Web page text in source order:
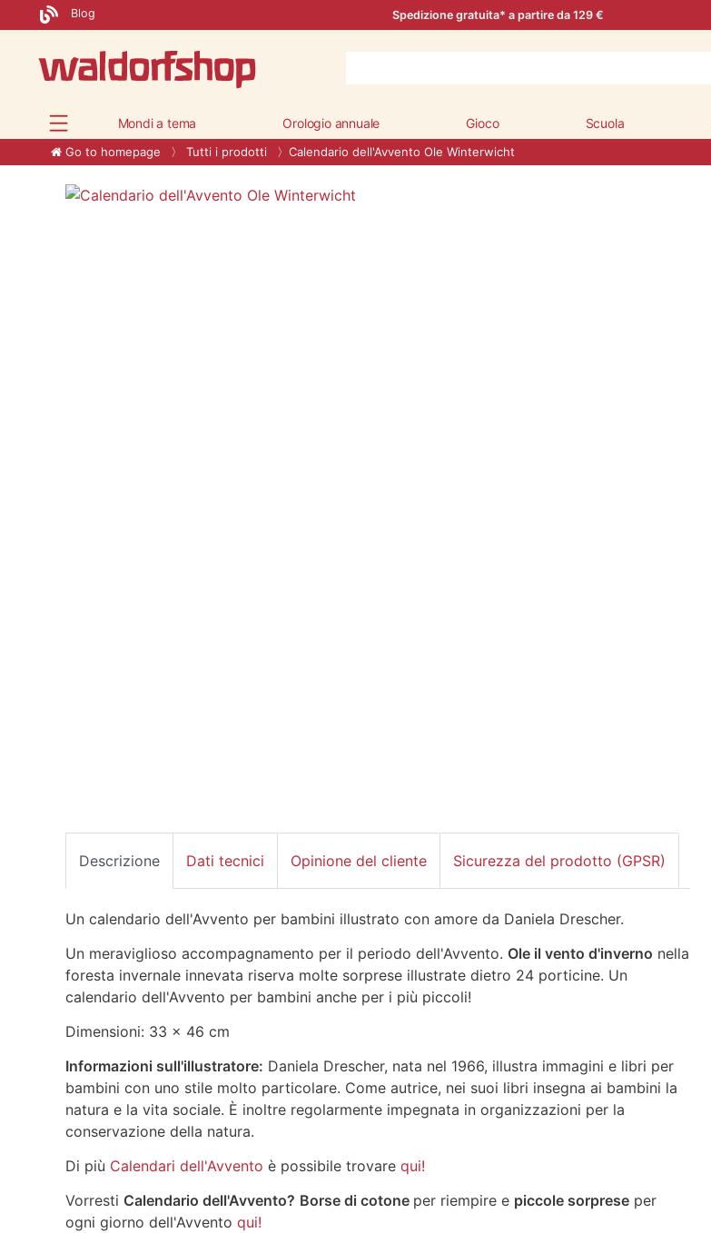
Blog Spedizione gratuita* a partire da 129 €
Mondi a tema Orologio annuale Gioco Scuola
Go to homepage Tutti i prodotti Calendario dell'Avvento Ole Winterwicht
Descrizione Dati tecnici Opinione del cliente Sicurezza del prodotto (GPSR)
Un calendario dell'Avvento per bambini illustrato con amore da Daniela Drescher.
Un meraviglioso accompagnamento per il periodo dell'Avvento. Ole il vento d'inverno nella
foresta invernale innevata riserva molte sorprese illustrate dietro 24 porticine. Un
calendario dell'Avvento per bambini anche per i più piccoli!
Dimensioni: 33 x 46 cm
Informazioni sull'illustratore: Daniela Drescher, nata nel 1966, illustra immagini e libri per
bambini con uno stile molto particolare. Come autrice, nei suoi libri insegna ai bambini la
natura e la vita sociale. È inoltre regolarmente impegnata in organizzazioni per la
conservazione della natura.
Di più Calendari dell'Avvento è possibile trovare qui!
Vorresti Calendario dell'Avvento? Borse di cotone per riempire e piccole sorprese per
ogni giorno dell'Avvento qui!